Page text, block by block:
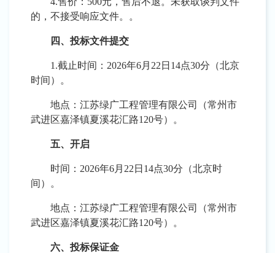
的，不接受响应文件。
。
四、投标文件提交
1.截止时间：2026年6月 22 日 14点30分（北京
时间）。
地点 ：江苏绿广工程管理有限公司（常州市
武进区嘉泽镇夏溪花汇路120号）。
五、开启
时间： 2026年6月 22 日 14点30分（北京时
间）。
地点： 江苏绿广工程管理有限公司（常州市
武进区嘉泽镇夏溪花汇路120号）。
六、投标保证金